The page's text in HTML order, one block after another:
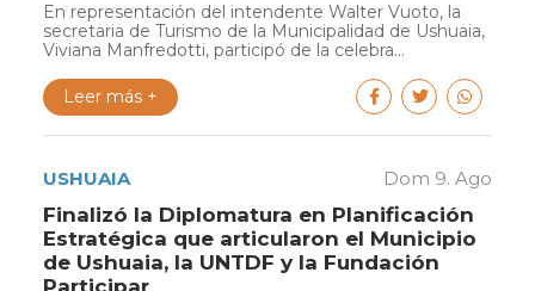
En representación del intendente Walter Vuoto, la
secretaria de Turismo de la Municipalidad de Ushuaia,
Viviana Manfredotti, participó de la celebra...
Leer más +
USHUAIA Dom 9. Ago
Finalizó la Diplomatura en Planificación
Estratégica que articularon el Municipio
de Ushuaia, la UNTDF y la Fundación